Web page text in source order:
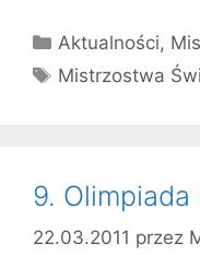
Kategorie
Aktualności,
Tagi
Mistrzostwa
9.
22.03.2011 przez